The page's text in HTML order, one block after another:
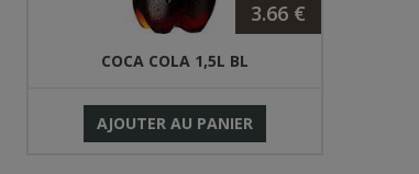
3.66 €
COCA COLA 1,5L BL
AJOUTER AU PANIER